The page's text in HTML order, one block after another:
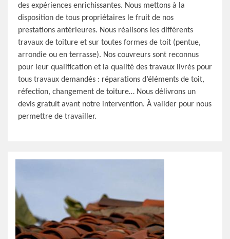
des expériences enrichissantes. Nous mettons à la
disposition de tous propriétaires le fruit de nos
prestations antérieures. Nous réalisons les différents
travaux de toiture et sur toutes formes de toit (pentue,
arrondie ou en terrasse). Nos couvreurs sont reconnus
pour leur qualification et la qualité des travaux livrés pour
tous travaux demandés : réparations d’éléments de toit,
réfection, changement de toiture… Nous délivrons un
devis gratuit avant notre intervention. À valider pour nous
permettre de travailler.